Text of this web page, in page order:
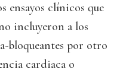
ensayos clínicos que
incluyeron a los
bloqueantes por otro
cardiaca o